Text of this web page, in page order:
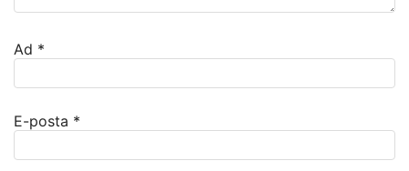
Ad *
E-posta *